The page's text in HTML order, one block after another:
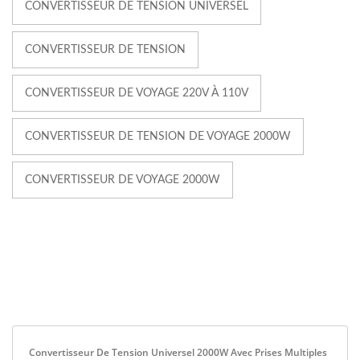
CONVERTISSEUR DE TENSION UNIVERSEL
CONVERTISSEUR DE TENSION
CONVERTISSEUR DE VOYAGE 220V À 110V
CONVERTISSEUR DE TENSION DE VOYAGE 2000W
CONVERTISSEUR DE VOYAGE 2000W
Convertisseur De Tension Universel 2000W Avec Prises Multiples